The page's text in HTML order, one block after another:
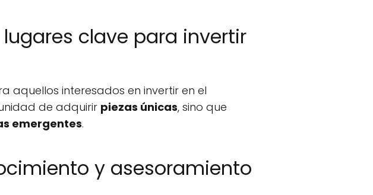
clave para invertir
aquellos interesados en invertir en el
de adquirir piezas únicas, sino que
emergentes.
y asesoramiento